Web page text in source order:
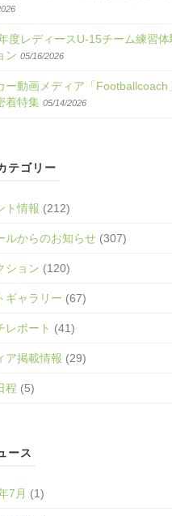
度レディースU-15チーム練習体
ン 05/16/2026
ー動画メディア「Footballcoach
着特集 05/14/2026
テゴリー
ト情報 (212)
ルからのお知らせ (307)
ション (120)
ギャラリー (67)
レポート (41)
ア掲載情報 (29)
程 (5)
ース
7月 (1)